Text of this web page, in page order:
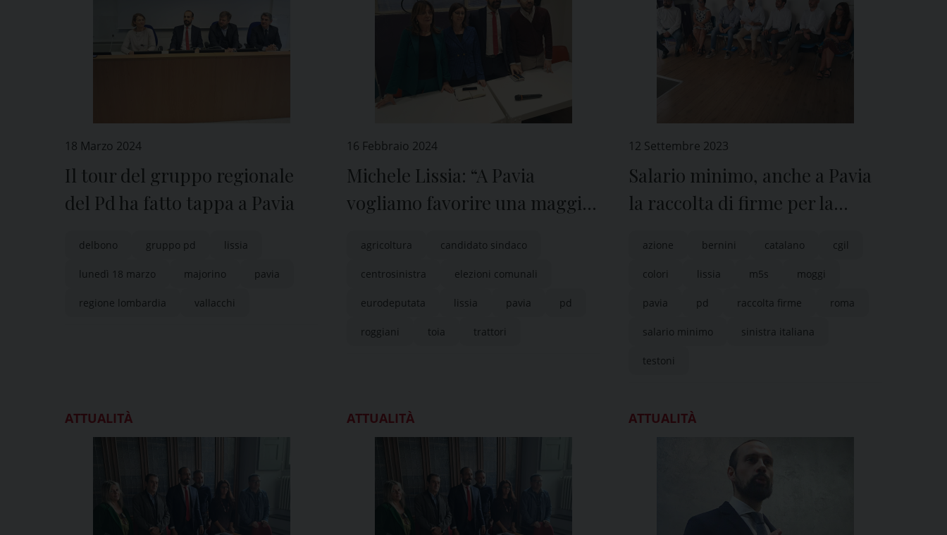
18 Marzo 2024
Il tour del gruppo regionale
del Pd ha fatto tappa a Pavia
delbono gruppo pd lissia
lunedì 18 marzo majorino pavia
regione lombardia vallacchi
16 Febbraio 2024
Michele Lissia: “A Pavia
vogliamo favorire una maggior
agricoltura candidato sindaco
centrosinistra elezioni comunali
eurodeputata lissia pavia pd
roggiani toia trattori
12 Settembre 2023
Salario minimo, anche a Pavia
la raccolta di firme per la
azione bernini catalano cgil
colori lissia m5s moggi
pavia pd raccolta firme roma
salario minimo sinistra italiana
testoni
ATTUALITÀ ATTUALITÀ ATTUALITÀ